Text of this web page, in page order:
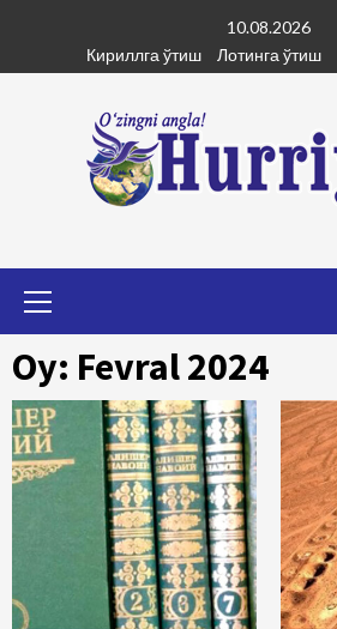
content
10.08.2026
Кириллга ўтиш
Лотинга ўтиш
Oy: Fevral 2024